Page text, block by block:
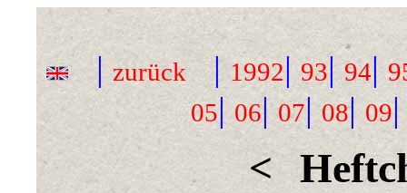
| zurück| 1992| 93| 94|
05|06|07| 08| 09
<